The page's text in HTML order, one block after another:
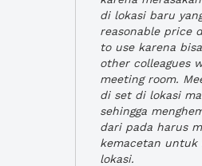
di lokasi baru
reasonable price
to use karena
other colleagues
meeting room.
di set di lokasi
sehingga
dari pada harus
kemacetan untuk
lokasi.